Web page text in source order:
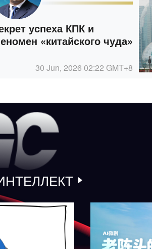
успеха КПК и
«китайского чуда»
30 Jun, 2026 02:22 GMT+8